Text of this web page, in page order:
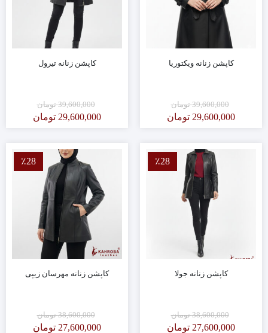
کاپشن زنانه ویکتوریا
39,600,000 تومان
29,600,000 تومان
کاپشن زنانه تیرول
39,600,000 تومان
29,600,000 تومان
٪28
کاپشن زنانه جولا
38,600,000 تومان
27,600,000 تومان
٪28
کاپشن زنانه مهرسان زیپی
38,600,000 تومان
27,600,000 تومان